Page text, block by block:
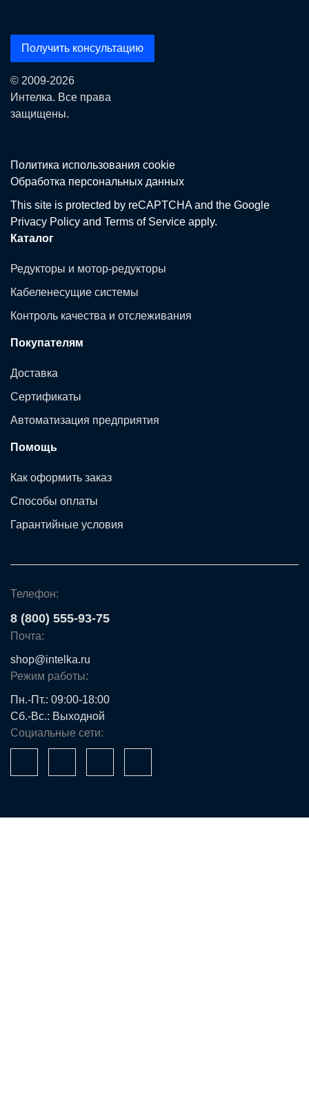
Получить консультацию
© 2009-2026
Интелка. Все права
защищены.
Политика использования сookie
Обработка персональных данных
This site is protected by reCAPTCHA and the Google
Privacy Policy and Terms of Service apply.
Каталог
Редукторы и мотор-редукторы
Кабеленесущие системы
Контроль качества и отслеживания
Покупателям
Доставка
Сертификаты
Автоматизация предприятия
Помощь
Как оформить заказ
Способы оплаты
Гарантийные условия
Телефон:
8 (800) 555-93-75
Почта:
shop@intelka.ru
Режим работы:
Пн.-Пт.: 09:00-18:00
Сб.-Вс.: Выходной
Социальные сети: